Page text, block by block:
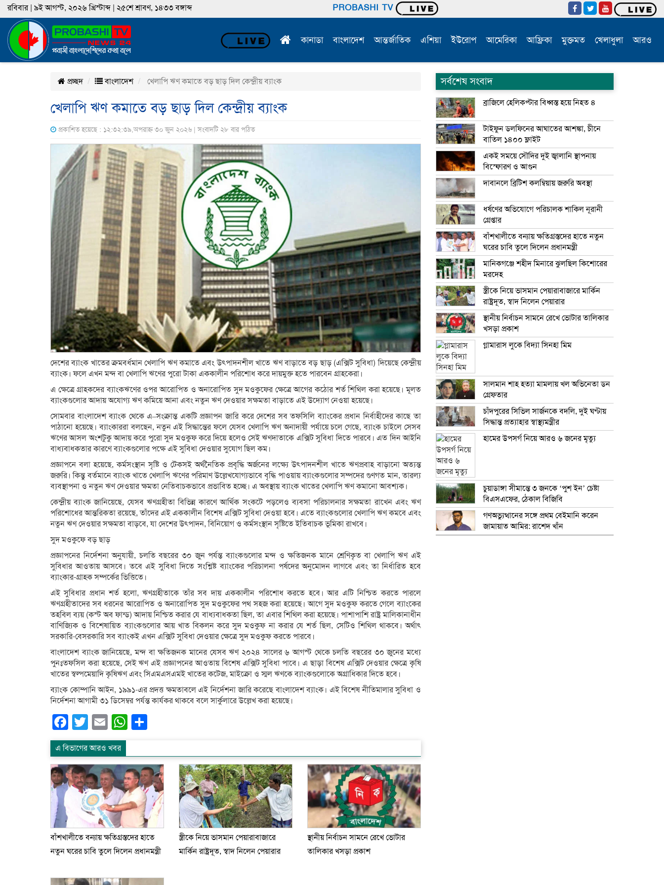
রবিবার | ৯ই আগস্ট, ২০২৬ খ্রিস্টাব্দ | ২৫শে শ্রাবণ, ১৪৩৩ বঙ্গাব্দ PROBASHI TV
কানাডা বাংলাদেশ আন্তর্জাতিক এশিয়া ইউরোপ আমেরিকা আফ্রিকা মুক্তমত খেলাধুলা আরও
প্রচ্ছদ বাংলাদেশ খেলাপি ঋণ কমাতে বড় ছাড় দিল কেন্দ্রীয় ব্যাংক
খেলাপি ঋণ কমাতে বড় ছাড় দিল কেন্দ্রীয় ব্যাংক
প্রকাশিত হয়েছে : ১২:৩২:৩৯,অপরাহ্ন ৩০ জুন ২০২৬ | সংবাদটি ২৮ বার পঠিত
দেশের ব্যাংক খাতের ক্রমবর্ধমান খেলাপি ঋণ কমাতে এবং উৎপাদনশীল খাতে ঋণ বাড়াতে বড় ছাড় (এক্সিট সুবিধা) দিয়েছে কেন্দ্রীয়
ব্যাংক। ফলে এখন মন্দ বা খেলাপি ঋণের পুরো টাকা এককালীন পরিশোধ করে দায়মুক্ত হতে পারবেন গ্রাহকেরা।
এ ক্ষেত্রে গ্রাহকদের ব্যাংকঋণের ওপর আরোপিত ও অনারোপিত সুদ মওকুফের ক্ষেত্রে আগের কঠোর শর্ত শিথিল করা হয়েছে। মূলত
ব্যাংকগুলোর আদায় অযোগ্য ঋণ কমিয়ে আনা এবং নতুন ঋণ দেওয়ার সক্ষমতা বাড়াতে এই উদ্যোগ নেওয়া হয়েছে।
সোমবার বাংলাদেশ ব্যাংক থেকে এ–সংক্রান্ত একটি প্রজ্ঞাপন জারি করে দেশের সব তফসিলি ব্যাংকের প্রধান নির্বাহীদের কাছে তা
পাঠানো হয়েছে। ব্যাংকাররা বলছেন, নতুন এই সিদ্ধান্তের ফলে যেসব খেলাপি ঋণ অনাদায়ী পর্যায়ে চলে গেছে, ব্যাংক চাইলে সেসব
ঋণের আসল অংশটুকু আদায় করে পুরো সুদ মওকুফ করে দিয়ে হলেও সেই ঋণদাতাকে এক্সিট সুবিধা দিতে পারবে। এত দিন আইনি
বাধ্যবাধকতার কারণে ব্যাংকগুলোর পক্ষে এই সুবিধা দেওয়ার সুযোগ ছিল কম।
প্রজ্ঞাপনে বলা হয়েছে, কর্মসংস্থান সৃষ্টি ও টেকসই অর্থনৈতিক প্রবৃদ্ধি অর্জনের লক্ষ্যে উৎপাদনশীল খাতে ঋণপ্রবাহ বাড়ানো অত্যন্ত
জরুরি। কিন্তু বর্তমানে ব্যাংক খাতে খেলাপি ঋণের পরিমাণ উল্লেখযোগ্যভাবে বৃদ্ধি পাওয়ায় ব্যাংকগুলোর সম্পদের গুণগত মান, তারল্য
ব্যবস্থাপনা ও নতুন ঋণ দেওয়ার ক্ষমতা নেতিবাচকভাবে প্রভাবিত হচ্ছে। এ অবস্থায় ব্যাংক খাতের খেলাপি ঋণ কমানো আবশ্যক।
কেন্দ্রীয় ব্যাংক জানিয়েছে, যেসব ঋণগ্রহীতা বিভিন্ন কারণে আর্থিক সংকটে পড়লেও ব্যবসা পরিচালনার সক্ষমতা রাখেন এবং ঋণ
পরিশোধের আন্তরিকতা রয়েছে, তাঁদের এই এককালীন বিশেষ এক্সিট সুবিধা দেওয়া হবে। এতে ব্যাংকগুলোর খেলাপি ঋণ কমবে এবং
নতুন ঋণ দেওয়ার সক্ষমতা বাড়বে, যা দেশের উৎপাদন, বিনিয়োগ ও কর্মসংস্থান সৃষ্টিতে ইতিবাচক ভূমিকা রাখবে।
সুদ মওকুফে বড় ছাড়
প্রজ্ঞাপনের নির্দেশনা অনুযায়ী, চলতি বছরের ৩০ জুন পর্যন্ত ব্যাংকগুলোর মন্দ ও ক্ষতিজনক মানে শ্রেণিকৃত বা খেলাপি ঋণ এই
সুবিধার আওতায় আসবে। তবে এই সুবিধা দিতে সংশ্লিষ্ট ব্যাংকের পরিচালনা পর্ষদের অনুমোদন লাগবে এবং তা নির্ধারিত হবে
ব্যাংকার-গ্রাহক সম্পর্কের ভিত্তিতে।
এই সুবিধার প্রধান শর্ত হলো, ঋণগ্রহীতাকে তাঁর সব দায় এককালীন পরিশোধ করতে হবে। আর এটি নিশ্চিত করতে পারলে
ঋণগ্রহীতাদের সব ধরনের আরোপিত ও অনারোপিত সুদ মওকুফের পথ সহজ করা হয়েছে। আগে সুদ মওকুফ করতে গেলে ব্যাংকের
তহবিল ব্যয় (কস্ট অব ফান্ড) আদায় নিশ্চিত করার যে বাধ্যবাধকতা ছিল, তা এবার শিথিল করা হয়েছে। পাশাপাশি রাষ্ট্র মালিকানাধীন
বাণিজ্যিক ও বিশেষায়িত ব্যাংকগুলোর আয় খাত বিকলন করে সুদ মওকুফ না করার যে শর্ত ছিল, সেটিও শিথিল থাকবে। অর্থাৎ
সরকারি-বেসরকারি সব ব্যাংকই এখন এক্সিট সুবিধা দেওয়ার ক্ষেত্রে সুদ মওকুফ করতে পারবে।
বাংলাদেশ ব্যাংক জানিয়েছে, মন্দ বা ক্ষতিজনক মানের যেসব ঋণ ২০২৪ সালের ৬ আগস্ট থেকে চলতি বছরের ৩০ জুনের মধ্যে
পুনঃতফসিল করা হয়েছে, সেই ঋণ এই প্রজ্ঞাপনের আওতায় বিশেষ এক্সিট সুবিধা পাবে। এ ছাড়া বিশেষ এক্সিট দেওয়ার ক্ষেত্রে কৃষি
খাতের স্বল্পমেয়াদি কৃষিঋণ এবং সিএমএসএমই খাতের কটেজ, মাইক্রো ও স্মল ঋণকে ব্যাংকগুলোকে অগ্রাধিকার দিতে হবে।
ব্যাংক কোম্পানি আইন, ১৯৯১-এর প্রদত্ত ক্ষমতাবলে এই নির্দেশনা জারি করেছে বাংলাদেশ ব্যাংক। এই বিশেষ নীতিমালার সুবিধা ও
নির্দেশনা আগামী ৩১ ডিসেম্বর পর্যন্ত কার্যকর থাকবে বলে সার্কুলারে উল্লেখ করা হয়েছে।
Facebook
Twitter
EmailWhatsApp
এ বিভাগের আরও খবর
বাঁশখালীতে বন্যায় ক্ষতিগ্রস্তদের হাতে
নতুন ঘরের চাবি তুলে দিলেন প্রধানমন্ত্রী
স্ত্রীকে নিয়ে ভাসমান পেয়ারাবাজারে
মার্কিন রাষ্ট্রদূত, স্বাদ নিলেন পেয়ারার
স্থানীয় নির্বাচন সামনে রেখে ভোটার
তালিকার খসড়া প্রকাশ
সর্বশেষ সংবাদ
ব্রাজিলে হেলিকপ্টার বিধ্বস্ত হয়ে নিহত ৪
টাইফুন ডলফিনের আঘাতের আশঙ্কা, চীনে
বাতিল ১৪০০ ফ্লাইট
একই সময়ে সৌদির দুই জ্বালানি স্থাপনায়
বিস্ফোরণ ও আগুন
দাবানলে ব্রিটিশ কলম্বিয়ায় জরুরি অবস্থা
ধর্ষণের অভিযোগে পরিচালক শাকিল নূরানী
গ্রেপ্তার
বাঁশখালীতে বন্যায় ক্ষতিগ্রস্তদের হাতে নতুন
ঘরের চাবি তুলে দিলেন প্রধানমন্ত্রী
মানিকগঞ্জে শহীদ মিনারে ঝুলছিল কিশোরের
মরদেহ
স্ত্রীকে নিয়ে ভাসমান পেয়ারাবাজারে মার্কিন
রাষ্ট্রদূত, স্বাদ নিলেন পেয়ারার
স্থানীয় নির্বাচন সামনে রেখে ভোটার তালিকার
খসড়া প্রকাশ
গ্লামারাস লুকে বিদ্যা সিনহা মিম
সালমান শাহ হত্যা মামলায় খল অভিনেতা ডন
গ্রেফতার
চাঁদপুরের সিভিল সার্জনকে বদলি, দুই ঘণ্টায়
সিদ্ধান্ত প্রত্যাহার স্বাস্থ্যমন্ত্রীর
হামের উপসর্গ নিয়ে আরও ৬ জনের মৃত্যু
চুয়াডাঙ্গা সীমান্তে ৩ জনকে ‘পুশ ইন’ চেষ্টা
বিএসএফের, ঠেকাল বিজিবি
গণঅভ্যুত্থানের সঙ্গে প্রথম বেইমানি করেন
জামায়াত আমির: রাশেদ খাঁন